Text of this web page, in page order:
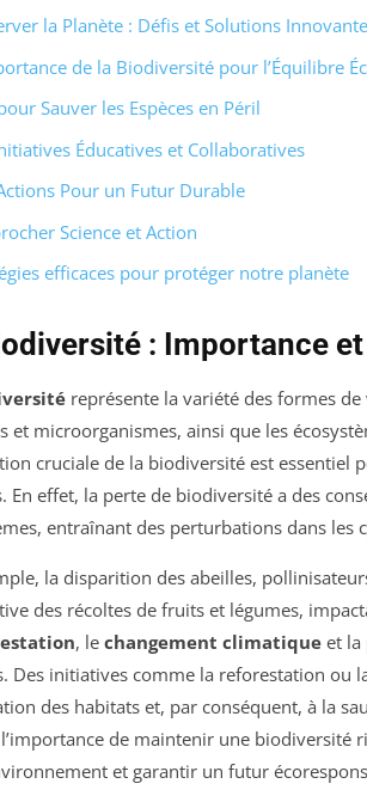
la Planète : Défis et Solutions
de la Biodiversité pour l’Équilibre
Sauver les Espèces en Péril
Éducatives et Collaboratives
Pour un Futur Durable
Science et Action
efficaces pour protéger notre planète
: Importance
représente la variété des formes
et microorganismes, ainsi que les
cruciale de la biodiversité est essentiel
En effet, la perte de biodiversité a des
entraînant des perturbations dans
la disparition des abeilles,
des récoltes de fruits et légumes,
, le changement climatique et la
Des initiatives comme la reforestation ou
des habitats et, par conséquent, à la
de maintenir une biodiversité
et garantir un futur